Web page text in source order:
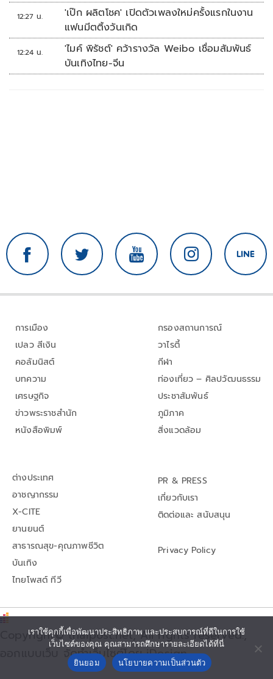
12:27 น.
'เป๊ก ผลิตโชค' เปิดตัวเพลงใหม่ครั้งแรกในงาน
แฟนมีตติ้งวันเกิด
12:24 น.
'ไมค์ พิรัชต์' คว้ารางวัล Weibo เชื่อมสัมพันธ์
บันเทิงไทย-จีน
การเมือง
เปลว สีเงิน
คอลัมนิสต์
บทความ
เศรษฐกิจ
ข่าวพระราชสำนัก
หนังสือพิมพ์
กรองสถานการณ์
วาไรตี้
กีฬา
ท่องเที่ยว – ศิลปวัฒนธรรม
ประชาสัมพันธ์
ภูมิภาค
สิ่งแวดล้อม
ต่างประเทศ
อาชญากรรม
X-CITE
ยานยนต์
สาธารณสุข-คุณภาพชีวิต
บันเทิง
ไทยโพสต์ ทีวี
PR & PRESS
เกี่ยวกับเรา
ติดต่อและ สนับสนุน
Privacy Policy
Copyright© thaipost.net, All rights reserved.,
ออกแบบเว็บ จัดทำเว็บไซต์โดย iDesign
เราใช้คุกกี้เพื่อพัฒนาประสิทธิภาพ และประสบการณ์ที่ดีในการใช้
เว็บไซต์ของคุณ คุณสามารถศึกษารายละเอียดได้ที่นี่
ยินยอม
นโยบายความเป็นส่วนตัว